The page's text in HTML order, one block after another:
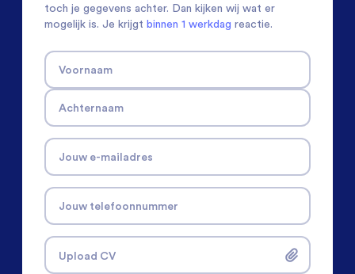
toch je gegevens achter. Dan kijken wij wat er
mogelijk is. Je krijgt binnen 1 werkdag reactie.
Voornaam
Achternaam
Jouw e-mailadres
Jouw telefoonnummer
Upload CV